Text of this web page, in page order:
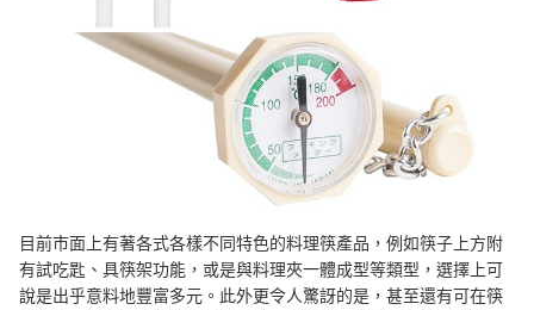
目前市面上有著各式各樣不同特色的料理筷產品，例如筷子上方附
有試吃匙、具筷架功能，或是與料理夾一體成型等類型，選擇上可
說是出乎意料地豐富多元。此外更令人驚訝的是，甚至還有可在筷